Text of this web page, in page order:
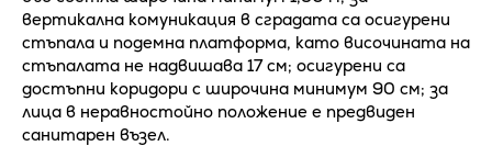
вертикална комуникация в сградата са осигурени
стъпала и подемна платформа, като височината на
стъпалата не надвишава 17 см; осигурени са
достъпни коридори с широчина минимум 90 см; за
лица в неравностойно положение е предвиден
санитарен възел.